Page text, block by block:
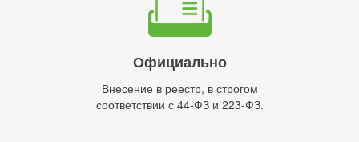
Официально
Внесение в реестр, в строгом
соответствии с 44-ФЗ и 223-ФЗ.